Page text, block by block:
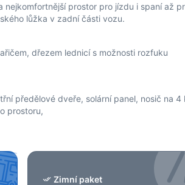
nejkomfortnější prostor pro jízdu i spaní až
lůžka v zadní části vozu.
dřezem lednicí s možnosti rozfuku
předělové dveře, solární panel, nosič na 4
prostoru,
Zimní paket